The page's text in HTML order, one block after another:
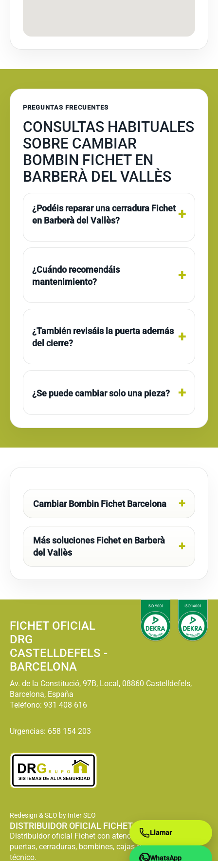
PREGUNTAS FRECUENTES
CONSULTAS HABITUALES
SOBRE CAMBIAR
BOMBIN FICHET EN
BARBERÀ DEL VALLÈS
¿Podéis reparar una cerradura Fichet
en Barberà del Vallès?
¿Cuándo recomendáis
mantenimiento?
¿También revisáis la puerta además
del cierre?
¿Se puede cambiar solo una pieza?
Cambiar Bombin Fichet Barcelona
Más soluciones Fichet en Barberà
del Vallès
FICHET OFICIAL
DRG
CASTELLDEFELS -
BARCELONA
Av. de la Constitució, 97B, Local, 08860 Castelldefels,
Barcelona, España
Teléfono: 931 408 616
Urgencias: 658 154 203
Redesign & SEO by Inter SEO
DISTRIBUIDOR OFICIAL FICHET
Distribuidor oficial Fichet con atención especializada en
puertas, cerraduras, bombines, cajas fuertes y servicio
técnico.
Llamar
WhatsApp